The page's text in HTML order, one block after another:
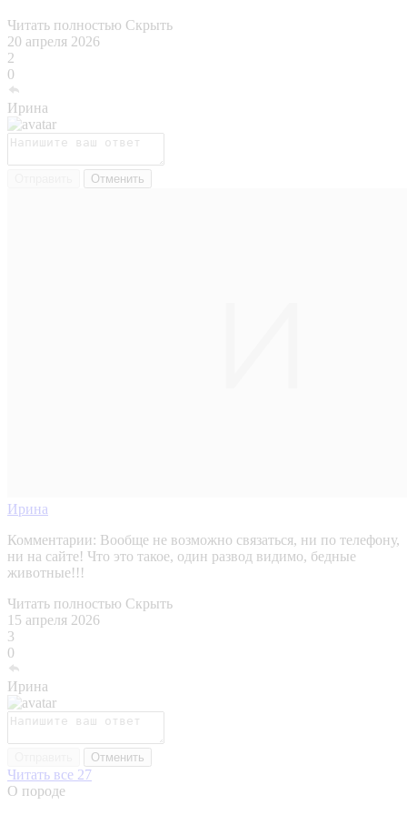
Читать полностью Скрыть
20 апреля 2026
2
0
Ирина
Отменить
Ирина
Комментарии: Вообще не возможно связаться, ни по телефону,
ни на сайте! Что это такое, один развод видимо, бедные
животные!!!
Читать полностью Скрыть
15 апреля 2026
3
0
Ирина
Отменить
Читать все 27
О породе